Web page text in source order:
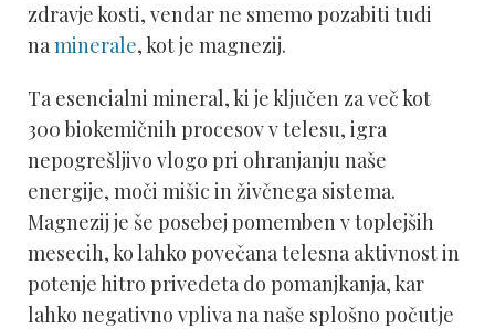
zdravje kosti, vendar ne smemo pozabiti tudi
naminerale, kot je magnezij.
Ta esencialni mineral, ki je ključen za več kot
300 biokemičnih procesov v telesu, igra
nepogrešljivo vlogo pri ohranjanju naše
energije, moči mišic in živčnega sistema.
Magnezij je še posebej pomemben v toplejših
mesecih, ko lahko povečana telesna aktivnost in
potenje hitro privedeta do pomanjkanja, kar
lahko negativno vpliva na naše splošno počutje